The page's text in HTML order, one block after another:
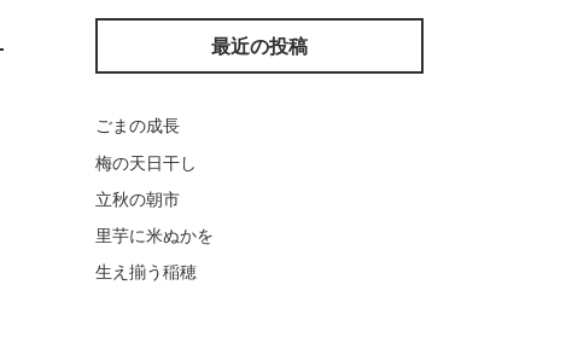
最近の投稿
ごまの成長
梅の天日干し
立秋の朝市
里芋に米ぬかを
生え揃う稲穂